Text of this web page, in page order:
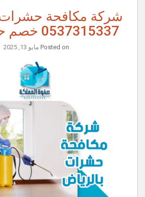
شركة مكافحة حشرات
0537315337 خصم حتى %10
Posted on مايو 13, 2025